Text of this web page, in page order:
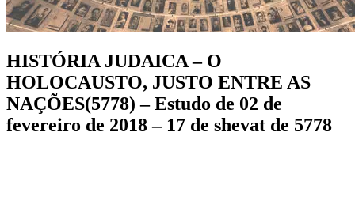
HISTÓRIA JUDAICA – O
HOLOCAUSTO, JUSTO ENTRE AS
NAÇÕES(5778) – Estudo de 02 de
fevereiro de 2018 – 17 de shevat de 5778